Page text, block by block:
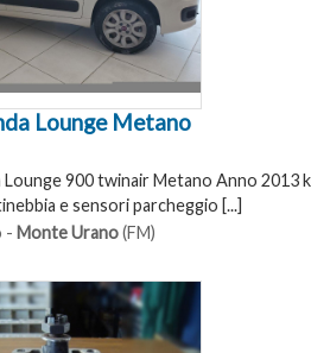
Lounge Metano
Lounge 900 twinair Metano Anno 2013
e sensori parcheggio [...]
- Monte Urano(FM)